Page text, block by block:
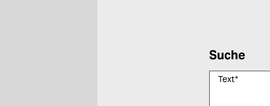
Suche
Text*